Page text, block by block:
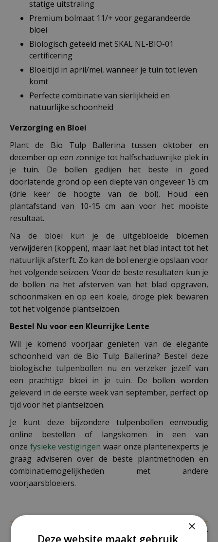
statige uitstraling
Premium bolmaat 11/+ voor gegarandeerde
bloei
Biologisch geteeld met SKAL NL-BIO-01
certificering
Bloeitijd in april/mei, wanneer je tuin tot leven
komt
Perfecte combinatie van sierlijkheid en
natuurlijke schoonheid
Verzorging en Bloei
Plant de Bio Tulp Ballerina tussen oktober en
december op een zonnige tot halfschaduwrijke plek in
je tuin. De bollen gedijen het beste in goed
doorlatende grond op een diepte van ongeveer 15 cm
(drie keer de hoogte van de bol). Houd een
plantafstand van 10-15 cm aan voor het mooiste
resultaat.
Na de bloei kun je de uitgebloeide bloemen
verwijderen (koppen), maar laat het blad intact tot het
natuurlijk afsterft. Zo kan de bol energie opslaan voor
het volgende seizoen. Voor de beste resultaten kun je
de bollen na het afsterven van het blad opgraven,
schoonmaken en op een koele, droge plek bewaren
tot het volgende plantseizoen.
Bestel Nu voor een Kleurrijke Lente
Wil je komend voorjaar genieten van de elegante
schoonheid van de Bio Tulp Ballerina? Bestel deze
biologische tulpenbollen nu en verzeker jezelf van
een prachtige bloei in je tuin. De bollen worden
geleverd in de eerste week van september, perfect op
tijd voor het plantseizoen.
Je kunt deze bijzondere tulpenbollen eenvoudig
online bestellen of langskomen in een van
onze fysieke vestigingen waar onze plantenexperts je
graag adviseren over de beste plantmethoden en
combinatiemogelijkheden met andere
voorjaarsbloeiers.
Eigenschappen
×
Deze website maakt gebruik